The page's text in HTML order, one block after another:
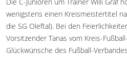
Die C-Junioren um Trainer Willi Graf
wenigstens einen Kreismeistertitel
die SG Oleftal). Bei den
Vorsitzender Tanas vom Kreis-
Glückwünsche des Fußball-